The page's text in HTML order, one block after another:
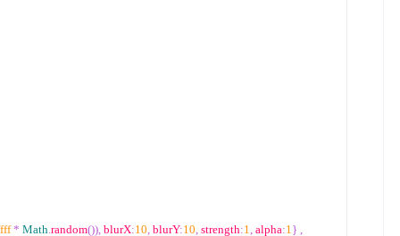
* Math.random()), blurX:10, blurY:10, strength:1, alpha:1} ,